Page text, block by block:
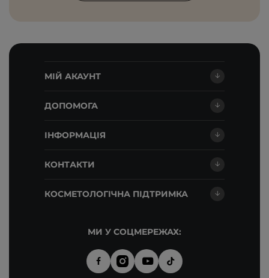
МІЙ АКАУНТ
ДОПОМОГА
ІНФОРМАЦІЯ
КОНТАКТИ
КОСМЕТОЛОГІЧНА ПІДТРИМКА
МИ У СОЦМЕРЕЖАХ: